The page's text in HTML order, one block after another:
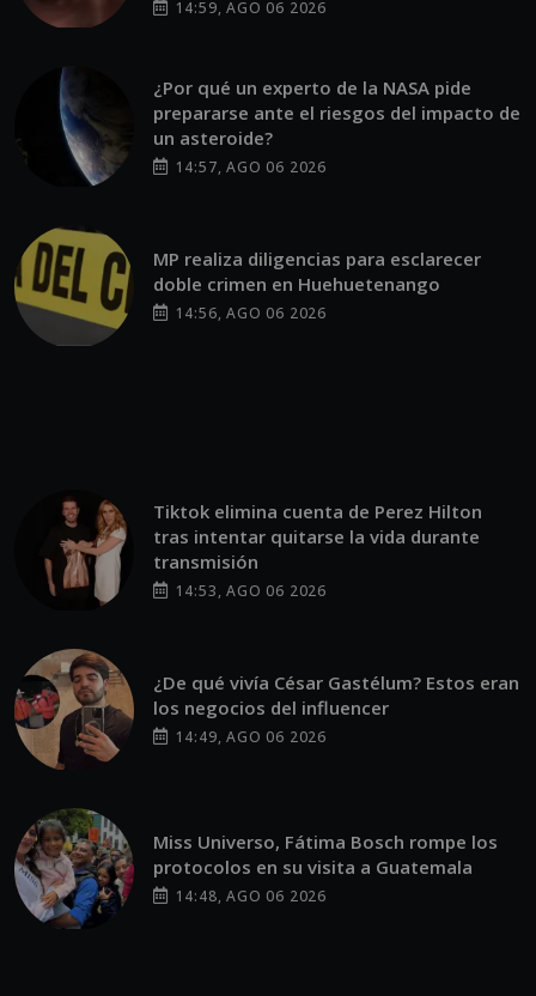
14:59, AGO 06 2026
¿Por qué un experto de la NASA pide
prepararse ante el riesgos del impacto de
un asteroide?
14:57, AGO 06 2026
MP realiza diligencias para esclarecer
doble crimen en Huehuetenango
14:56, AGO 06 2026
Tiktok elimina cuenta de Perez Hilton
tras intentar quitarse la vida durante
transmisión
14:53, AGO 06 2026
¿De qué vivía César Gastélum? Estos eran
los negocios del influencer
14:49, AGO 06 2026
Miss Universo, Fátima Bosch rompe los
protocolos en su visita a Guatemala
14:48, AGO 06 2026